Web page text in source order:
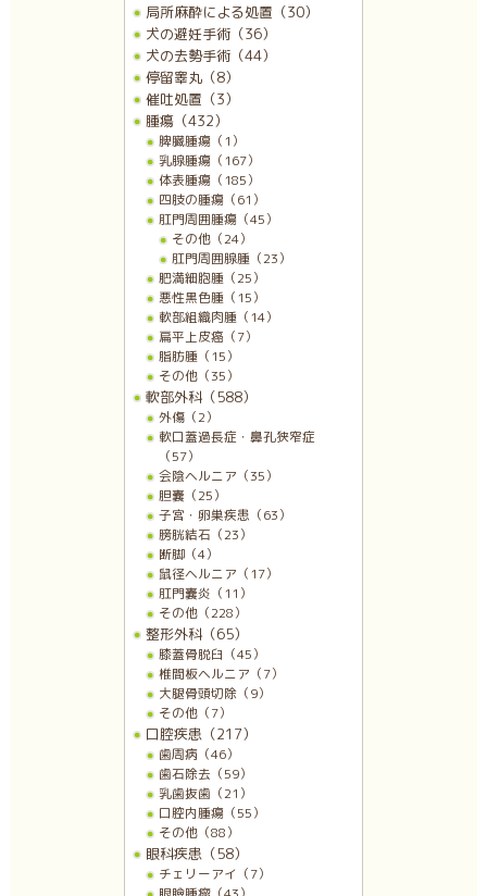
局所麻酔による処置（30）
犬の避妊手術（36）
犬の去勢手術（44）
停留睾丸（8）
催吐処置（3）
腫瘍（432）
脾臓腫瘍（1）
乳腺腫瘍（167）
体表腫瘍（185）
四肢の腫瘍（61）
肛門周囲腫瘍（45）
その他（24）
肛門周囲腺腫（23）
肥満細胞腫（25）
悪性黒色腫（15）
軟部組織肉腫（14）
扁平上皮癌（7）
脂肪腫（15）
その他（35）
軟部外科（588）
外傷（2）
軟口蓋過長症・鼻孔狭窄症
（57）
会陰ヘルニア（35）
胆嚢（25）
子宮・卵巣疾患（63）
膀胱結石（23）
断脚（4）
鼠径ヘルニア（17）
肛門嚢炎（11）
その他（228）
整形外科（65）
膝蓋骨脱臼（45）
椎間板ヘルニア（7）
大腿骨頭切除（9）
その他（7）
口腔疾患（217）
歯周病（46）
歯石除去（59）
乳歯抜歯（21）
口腔内腫瘍（55）
その他（88）
眼科疾患（58）
チェリーアイ（7）